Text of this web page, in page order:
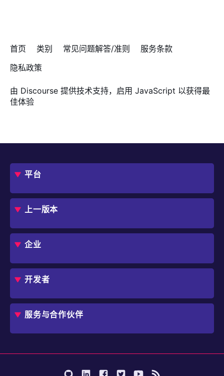
首页 类别 常见问题解答/准则
服务条款
隐私政策
由 Discourse 提供技术支持，启用 JavaScript 以获得最
佳体验
平台
概述
框架
Studio
扩展组件市场
DevOps 云
业务流程自动化
价格
评估指南
Jmix 适合我的项目吗？
上一版本
CUBA 平台
企业
角色
IT 负责人
独立软件开发商
企业架构师
用户案例
用例
应用程序现代化
避免 SaaS/低代码 供应商费用和限制
内部工作流自动化
开发者
概述
选择 Jmix
开始使用
学习
服务与合作伙伴
培训